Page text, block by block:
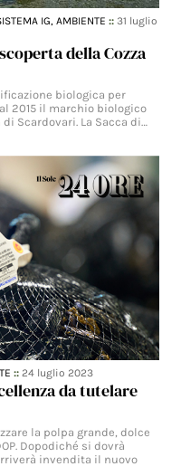
IG,AMBIENTE ::31 luglio
della Cozza
biologica per
2015 il marchio biologico
Scardovari. La Sacca di…
::24 luglio 2023
da tutelare
la polpa grande, dolce
Dopodiché si dovrà
invendita il nuovo